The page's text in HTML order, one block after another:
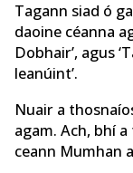
Tagann siad ó
daoine céanna
Dobhair’, agus
leanúint’.
Nuair a
agam. Ach, bhí
ceann Mumhan